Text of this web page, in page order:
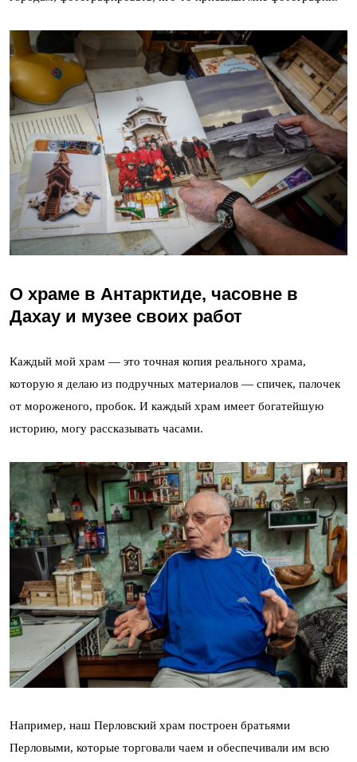
О храме в Антарктиде, часовне в
Дахау и музее своих работ
Каждый мой храм — это точная копия реального храма,
которую я делаю из подручных материалов — спичек, палочек
от мороженого, пробок. И каждый храм имеет богатейшую
историю, могу рассказывать часами.
Например, наш Перловский храм построен братьями
Перловыми, которые торговали чаем и обеспечивали им всю